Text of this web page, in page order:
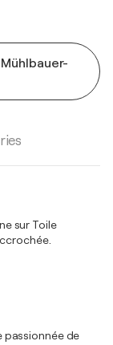
sur Toile
passionnée de